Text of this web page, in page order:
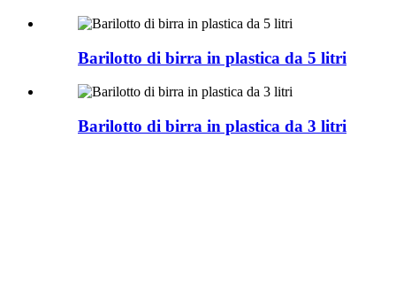
Barilotto di birra in plastica da 5 litri
Barilotto di birra in plastica da 3 litri